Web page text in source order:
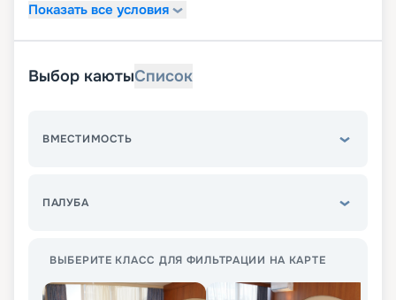
Показать все условия
Выбор каютыСписок
ВМЕСТИМОСТЬ
ПАЛУБА
ВЫБЕРИТЕ КЛАСС ДЛЯ ФИЛЬТРАЦИИ НА КАРТЕ